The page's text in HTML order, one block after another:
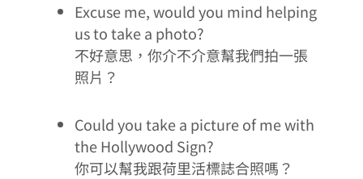
Excuse me, would you mind helping
us to take a photo?
不好意思，你介不介意幫我們拍一張
照片？
Could you take a picture of me with
the Hollywood Sign?
你可以幫我跟荷里活標誌合照嗎？